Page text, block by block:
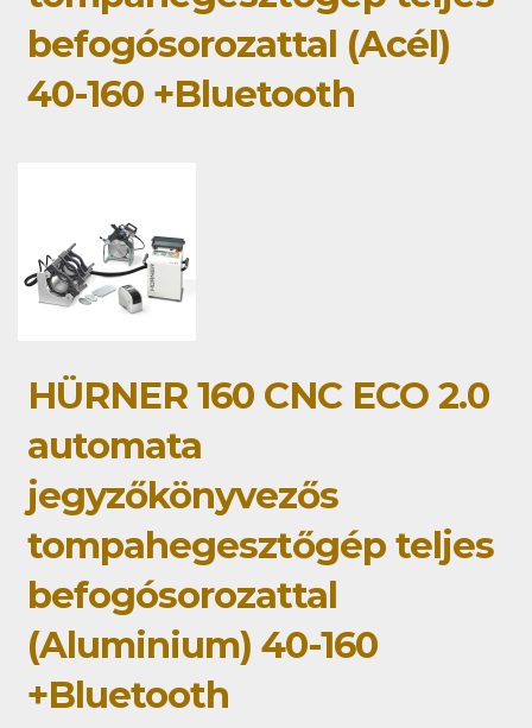
befogósorozattal (Acél)
40-160 +Bluetooth
HÜRNER 160 CNC ECO 2.0
automata
jegyzőkönyvezős
tompahegesztőgép teljes
befogósorozattal
(Aluminium) 40-160
+Bluetooth